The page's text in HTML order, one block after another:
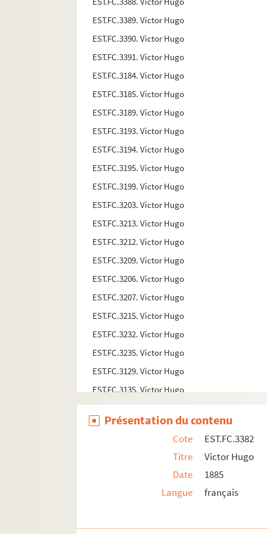
EST.FC.3389. Victor Hugo
EST.FC.3390. Victor Hugo
EST.FC.3391. Victor Hugo
EST.FC.3184. Victor Hugo
EST.FC.3185. Victor Hugo
EST.FC.3189. Victor Hugo
EST.FC.3193. Victor Hugo
EST.FC.3194. Victor Hugo
EST.FC.3195. Victor Hugo
EST.FC.3199. Victor Hugo
EST.FC.3203. Victor Hugo
EST.FC.3213. Victor Hugo
EST.FC.3212. Victor Hugo
EST.FC.3209. Victor Hugo
EST.FC.3206. Victor Hugo
EST.FC.3207. Victor Hugo
EST.FC.3215. Victor Hugo
EST.FC.3232. Victor Hugo
EST.FC.3235. Victor Hugo
EST.FC.3129. Victor Hugo
EST.FC.3135. Victor Hugo
EST.FC.3149. Victor Hugo
EST.FC.3148. Victor Hugo
EST.FC.3176. Victor Hugo
EST.FC.3210. Victor Hugo
EST.FC.3223. Victor Hugo
EST.FC.3225. Victor Hugo
Présentation du contenu
Cote
EST.FC.3382
Titre
Victor Hugo
Date
1885
Langue
français